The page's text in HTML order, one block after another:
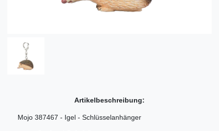
Artikelbeschreibung:
Mojo 387467 - Igel - Schlüsselanhänger